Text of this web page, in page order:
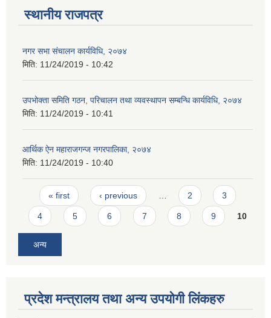
स्थानीय राजपत्र
नगर सभा संचालन कार्यविधि, २०७४
मिति: 11/24/2019 - 10:42
उपभोक्ता समिति गठन, परिचालन तथा व्यवस्थापन सम्बन्धि कार्यविधि, २०७४
मिति: 11/24/2019 - 10:41
आर्थिक ऐन महाराजगन्ज नगरपालिका, २०७४
मिति: 11/24/2019 - 10:40
Pages
« first ‹ previous … 2 3
4 5 6 7 8 9 10
अन्य
प्रदेश मन्त्रालय तथा अन्य उपयोगी लिंकहरु